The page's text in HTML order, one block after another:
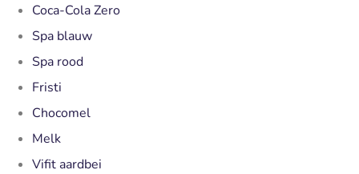
Coca-Cola Zero
Spa blauw
Spa rood
Fristi
Chocomel
Melk
Vifit aardbei